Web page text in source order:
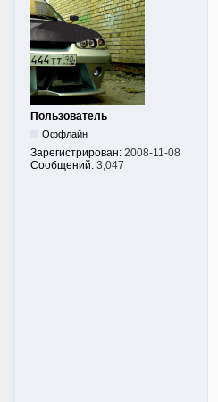
Пользователь
Оффлайн
Зарегистрирован: 2008-11-08
Сообщений: 3,047